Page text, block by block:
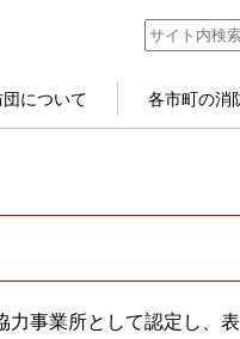
について 各市町の消
事業所として認定し、表